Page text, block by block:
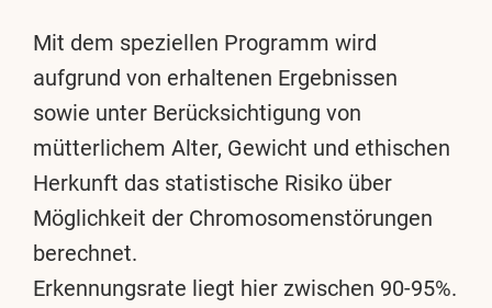
Mit dem speziellen Programm wird
aufgrund von erhaltenen Ergebnissen
sowie unter Berücksichtigung von
mütterlichem Alter, Gewicht und ethischen
Herkunft das statistische Risiko über
Möglichkeit der Chromosomenstörungen
berechnet.
Erkennungsrate liegt hier zwischen 90-95%.